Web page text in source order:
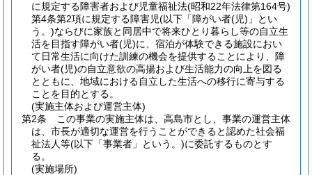
に規定する障害者および児童福祉法(昭和22年法律第164号)
第4条第2項に規定する障害児(以下「障がい者(児) 」とい
う。)ならびに家族と同居中で将来ひとり暮らし等の自立生
活を目指す障がい者(児)に、宿泊が体験できる施設におい
て日常生活に向けた訓練の機会を提供することにより、障
がい者(児)の自立意欲の高揚および生活能力の向上を図る
とともに、地域における自立した生活への移行に寄与する
ことを目的とする。
(実施主体および運営主体)
第2条
この事業の実施主体は、高島市とし、事業の運営主体
は、市長が適切な運営を行うことができると認めた社会福
祉法人等(以下「事業者」という。)に委託するものとす
る。
(実施場所)